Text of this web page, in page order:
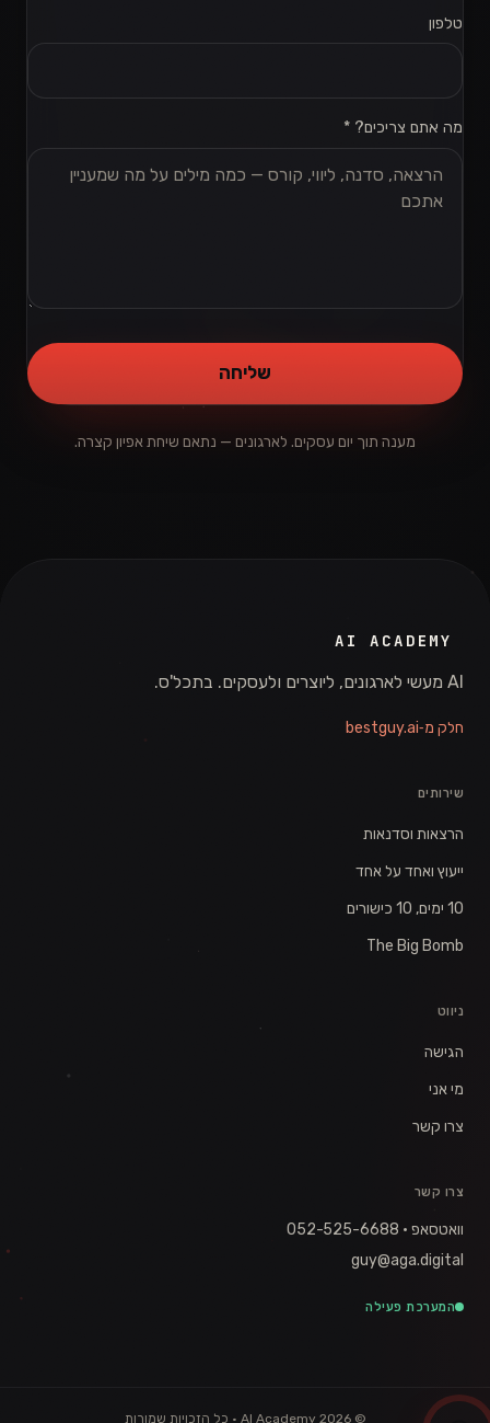
טלפון
מה אתם צריכים? *
שליחה
מענה תוך יום עסקים. לארגונים — נתאם שיחת אפיון קצרה.
AI ACADEMY
AI מעשי לארגונים, ליוצרים ולעסקים. בתכל'ס.
חלק מ‑bestguy.ai
שירותים
הרצאות וסדנאות
ייעוץ ואחד על אחד
10 ימים, 10 כישורים
The Big Bomb
ניווט
הגישה
מי אני
צרו קשר
צרו קשר
וואטסאפ · 052-525-6688
guy@aga.digital
המערכת פעילה
© 2026 AI Academy · כל הזכויות שמורות